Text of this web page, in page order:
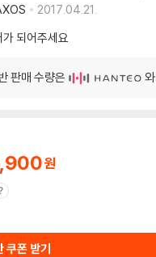
2017.04.21.
되어주세요
판매 수량은 와
쿠폰 받기